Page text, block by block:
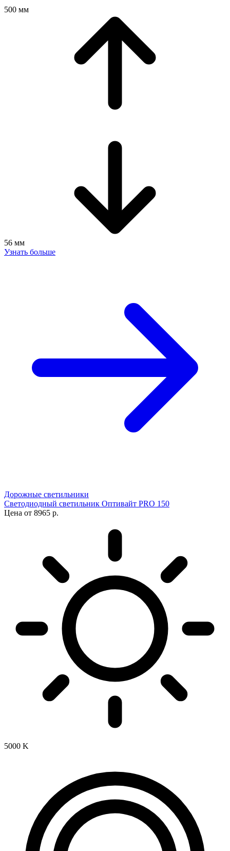
500 мм
56 мм
Узнать больше
Дорожные светильники
Светодиодный светильник Оптивайт PRO 150
Цена от 8965 р.
5000 K